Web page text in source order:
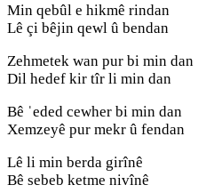
Min qebûl e hikmê rindan
Lê çi bêjin qewl û bendan
Zehmetek wan pur bi min dan
Dil hedef kir tîr li min dan
Bê ˈeded cewher bi min dan
Xemzeyê pur mekr û fendan
Lê li min berda girînê
Bê sebeb ketme nivînê